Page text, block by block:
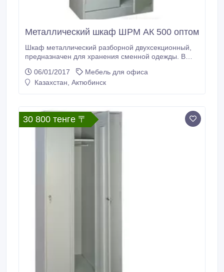
Металлический шкаф ШРМ АК 500 оптом
Шкаф металлический разборной двухсекционный,
предназначен для хранения сменной одежды. В
перекладины, 4 крючка и 2 врезных замка. Размеры
шкафа: 1860х500х500мм Вес - 33 кг. Ширина одной
06/01/2017
Мебель для офиса
Казахстан, Актюбинск
30 800 тенге 〒